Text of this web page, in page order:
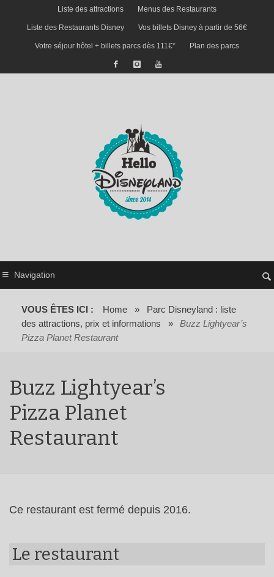
Liste des attractions Menus des Restaurants
Liste des Restaurants Disney Vos billets Disney à partir de 56€
Votre séjour hôtel + billets parcs dès 111€* Plan des parcs
Navigation
VOUS ÊTES ICI : Home »
Parc Disneyland : liste
des attractions, prix et informations
»
Buzz Lightyear’s
Pizza Planet Restaurant
Buzz Lightyear’s
Pizza Planet
Restaurant
Ce restaurant est fermé depuis 2016.
Le restaurant